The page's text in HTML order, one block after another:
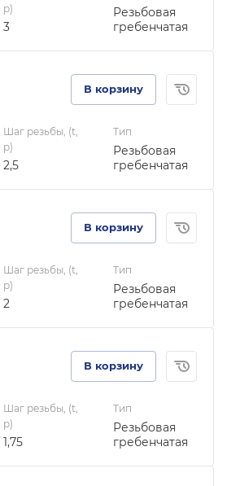
p)
3
Резьбовая
гребенчатая
В корзину
Шаг резьбы, (t,
p)
2,5
Тип
Резьбовая
гребенчатая
В корзину
Шаг резьбы, (t,
p)
2
Тип
Резьбовая
гребенчатая
В корзину
Шаг резьбы, (t,
p)
1,75
Тип
Резьбовая
гребенчатая